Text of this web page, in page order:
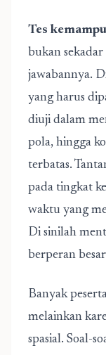
Tes
bukan
jawabannya.
yang harus
diuji dalam
pola, hingga
terbatas.
pada tingkat
waktu yang
Di sinilah
berperan
Banyak
melainkan
spasial. Soal-